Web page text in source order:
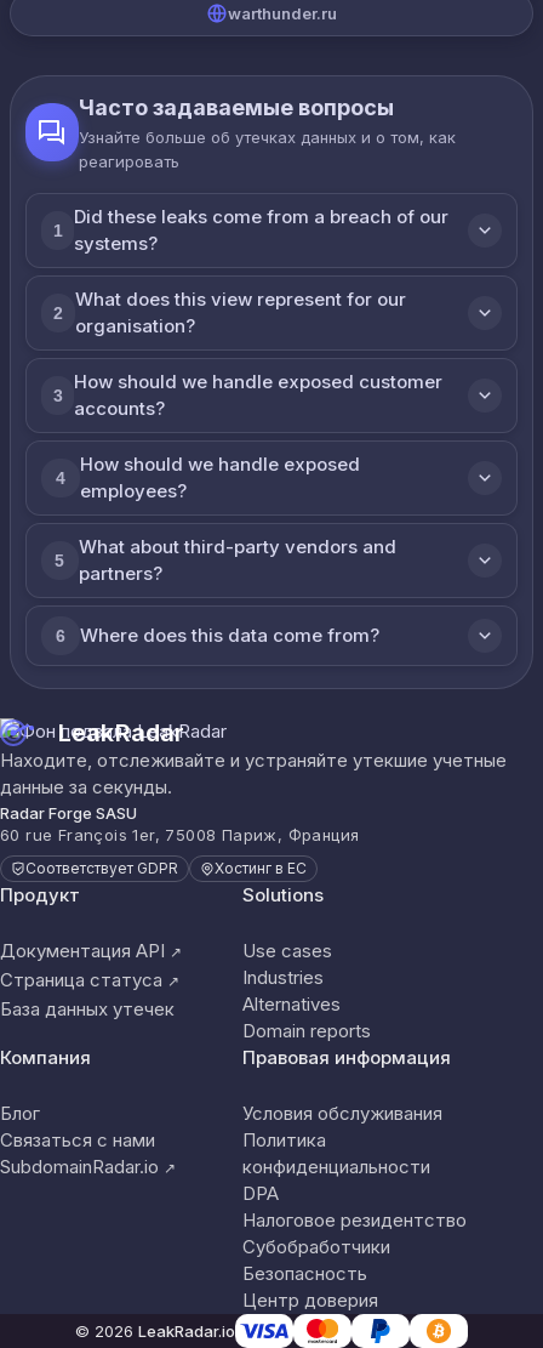
warthunder.ru
Часто задаваемые вопросы
Узнайте больше об утечках данных и о том, как
реагировать
1
Did these leaks come from a breach of our
systems?
2
What does this view represent for our
organisation?
3
How should we handle exposed customer
accounts?
4
How should we handle exposed
employees?
5
What about third-party vendors and
partners?
6 Where does this data come from?
LeakRadar
Находите, отслеживайте и устраняйте утекшие учетные
данные за секунды.
Radar Forge SASU
60 rue François 1er, 75008 Париж, Франция
Соответствует GDPR Хостинг в ЕС
Продукт
Документация API ↗
Страница статуса ↗
База данных утечек
Solutions
Use cases
Industries
Alternatives
Domain reports
Компания
Блог
Связаться с нами
SubdomainRadar.io ↗
Правовая информация
Условия обслуживания
Политика
конфиденциальности
DPA
Налоговое резидентство
Субобработчики
Безопасность
Центр доверия
© 2026 LeakRadar.io